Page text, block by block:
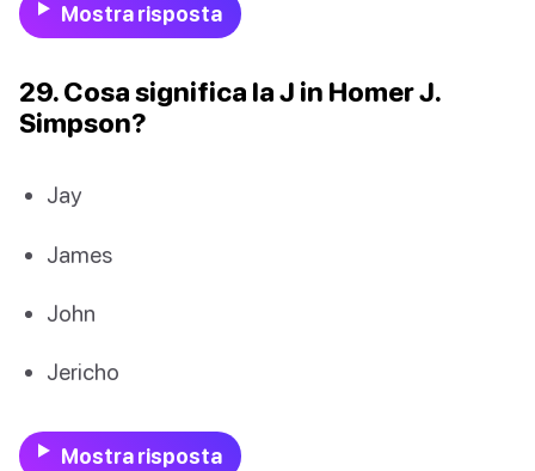
Mostra risposta
29. Cosa significa la J in Homer J.
Simpson?
Jay
James
John
Jericho
Mostra risposta